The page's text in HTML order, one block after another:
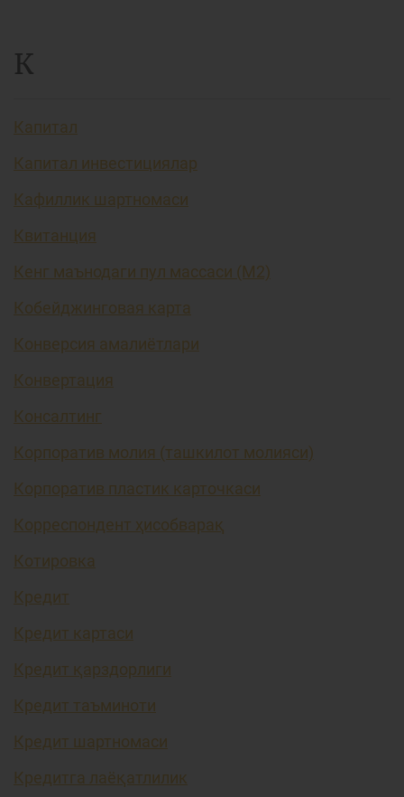
К
Капитал
Капитал инвестициялар
Кафиллик шартномаси
Квитанция
Кенг маънодаги пул массаси (М2)
Кобейджинговая карта
Конверсия амалиётлари
Конвертация
Консалтинг
Корпоратив молия (ташкилот молияси)
Корпоратив пластик карточкаси
Корреспондент ҳисобварақ
Котировка
Кредит
Кредит картаси
Кредит қарздорлиги
Кредит таъминоти
Кредит шартномаси
Кредитга лаёқатлилик